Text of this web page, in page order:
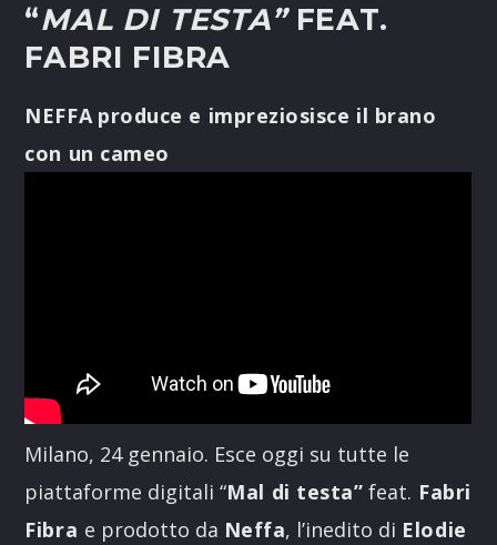
“MAL DI TESTA” FEAT.
FABRI FIBRA
NEFFA produce e impreziosisce il brano
con un cameo
Milano, 24 gennaio. Esce oggi su tutte le
piattaforme digitali “Mal di testa” feat. Fabri
Fibra e prodotto da Neffa, l’inedito di Elodie